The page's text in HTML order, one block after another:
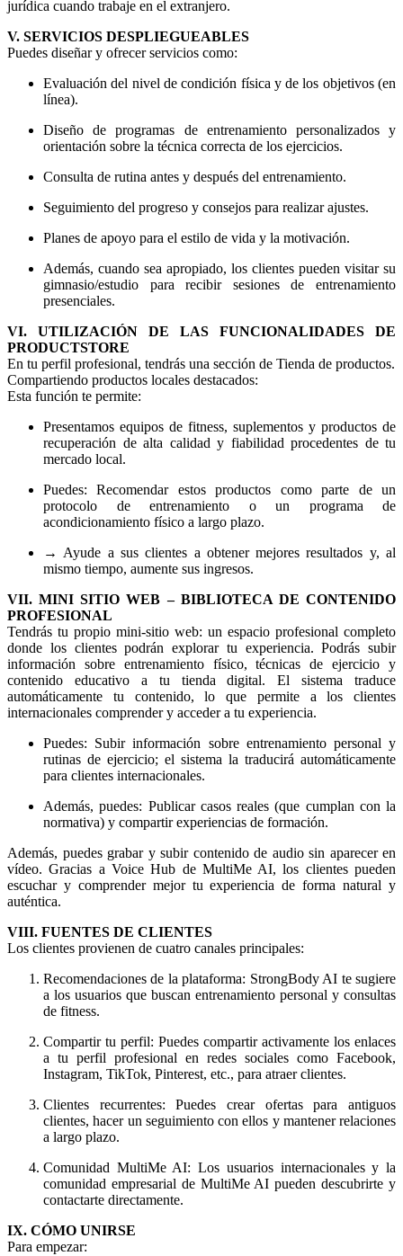
jurídica cuando trabaje en el extranjero.
V. SERVICIOS DESPLIEGUEABLES
Puedes diseñar y ofrecer servicios como:
Evaluación del nivel de condición física y de los objetivos (en
línea).
Diseño de programas de entrenamiento personalizados y
orientación sobre la técnica correcta de los ejercicios.
Consulta de rutina antes y después del entrenamiento.
Seguimiento del progreso y consejos para realizar ajustes.
Planes de apoyo para el estilo de vida y la motivación.
Además, cuando sea apropiado, los clientes pueden visitar su
gimnasio/estudio para recibir sesiones de entrenamiento
presenciales.
VI. UTILIZACIÓN DE LAS FUNCIONALIDADES DE
PRODUCTSTORE
En tu perfil profesional, tendrás una sección de Tienda de productos.
Compartiendo productos locales destacados:
Esta función te permite:
Presentamos equipos de fitness, suplementos y productos de
recuperación de alta calidad y fiabilidad procedentes de tu
mercado local.
Puedes: Recomendar estos productos como parte de un
protocolo de entrenamiento o un programa de
acondicionamiento físico a largo plazo.
→ Ayude a sus clientes a obtener mejores resultados y, al
mismo tiempo, aumente sus ingresos.
VII. MINI SITIO WEB – BIBLIOTECA DE CONTENIDO
PROFESIONAL
Tendrás tu propio mini-sitio web: un espacio profesional completo
donde los clientes podrán explorar tu experiencia. Podrás subir
información sobre entrenamiento físico, técnicas de ejercicio y
contenido educativo a tu tienda digital. El sistema traduce
automáticamente tu contenido, lo que permite a los clientes
internacionales comprender y acceder a tu experiencia.
Puedes: Subir información sobre entrenamiento personal y
rutinas de ejercicio; el sistema la traducirá automáticamente
para clientes internacionales.
Además, puedes: Publicar casos reales (que cumplan con la
normativa) y compartir experiencias de formación.
Además, puedes grabar y subir contenido de audio sin aparecer en
vídeo. Gracias a Voice Hub de MultiMe AI, los clientes pueden
escuchar y comprender mejor tu experiencia de forma natural y
auténtica.
VIII. FUENTES DE CLIENTES
Los clientes provienen de cuatro canales principales:
Recomendaciones de la plataforma: StrongBody AI te sugiere
a los usuarios que buscan entrenamiento personal y consultas
de fitness.
Compartir tu perfil: Puedes compartir activamente los enlaces
a tu perfil profesional en redes sociales como Facebook,
Instagram, TikTok, Pinterest, etc., para atraer clientes.
Clientes recurrentes: Puedes crear ofertas para antiguos
clientes, hacer un seguimiento con ellos y mantener relaciones
a largo plazo.
Comunidad MultiMe AI: Los usuarios internacionales y la
comunidad empresarial de MultiMe AI pueden descubrirte y
contactarte directamente.
IX. CÓMO UNIRSE
Para empezar: